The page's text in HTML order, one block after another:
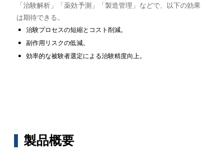
「治験解析」「薬効予測」「製造管理」などで、以下の効果
は期待できる。
治験プロセスの短縮とコスト削減。
副作用リスクの低減。
効率的な被験者選定による治験精度向上。
製品概要